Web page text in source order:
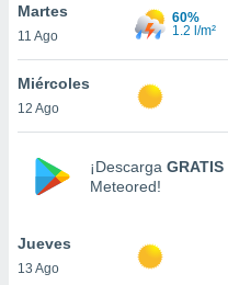
de
aceptar
de
Martes
11 Ago
60%
1.2 l/m²
Miércoles
12 Ago
¡Descarga GRATIS
Meteored!
Jueves
13 Ago